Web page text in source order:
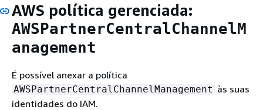
AWS política gerenciada:
AWSPartnerCentralChannelM
anagement
É possível anexar a política
AWSPartnerCentralChannelManagement às suas
identidades do IAM.